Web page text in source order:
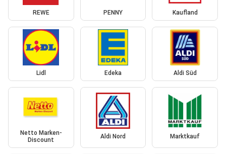
REWE PENNY Kaufland
Lidl Edeka Aldi Süd
Netto Marken-
Discount
Aldi Nord Marktkauf